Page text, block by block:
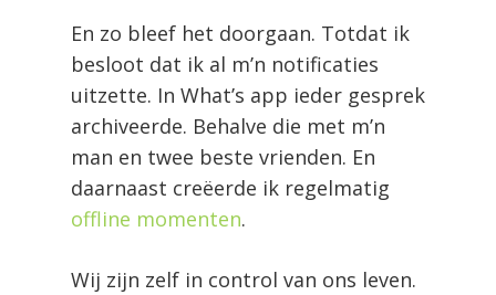
En zo bleef het doorgaan. Totdat ik
besloot dat ik al m’n notificaties
uitzette. In What’s app ieder gesprek
archiveerde. Behalve die met m’n
man en twee beste vrienden. En
daarnaast creëerde ik regelmatig
offline momenten.
Wij zijn zelf in control van ons leven.